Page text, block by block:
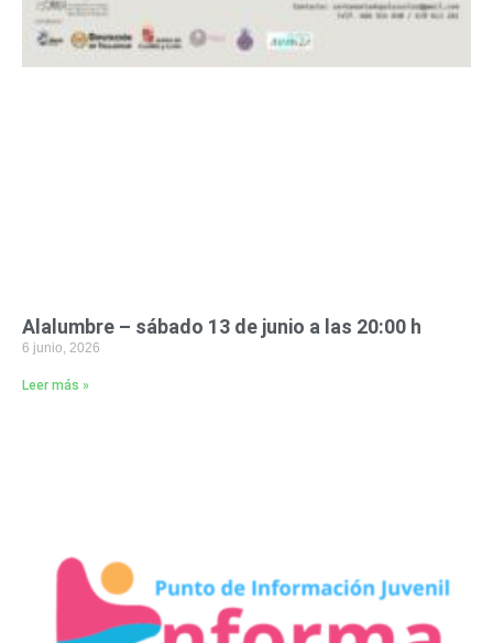
Alalumbre – sábado 13 de junio a las 20:00 h
6 junio, 2026
Leer más »